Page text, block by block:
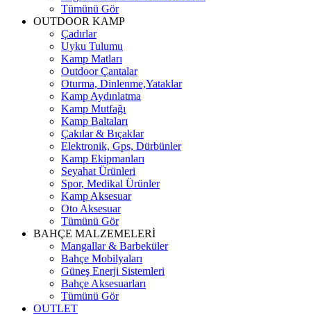
Tümünü Gör
OUTDOOR KAMP
Çadırlar
Uyku Tulumu
Kamp Matları
Outdoor Çantalar
Oturma, Dinlenme,Yataklar
Kamp Aydınlatma
Kamp Mutfağı
Kamp Baltaları
Çakılar & Bıçaklar
Elektronik, Gps, Dürbünler
Kamp Ekipmanları
Seyahat Ürünleri
Spor, Medikal Ürünler
Kamp Aksesuar
Oto Aksesuar
Tümünü Gör
BAHÇE MALZEMELERİ
Mangallar & Barbeküler
Bahçe Mobilyaları
Güneş Enerji Sistemleri
Bahçe Aksesuarları
Tümünü Gör
OUTLET